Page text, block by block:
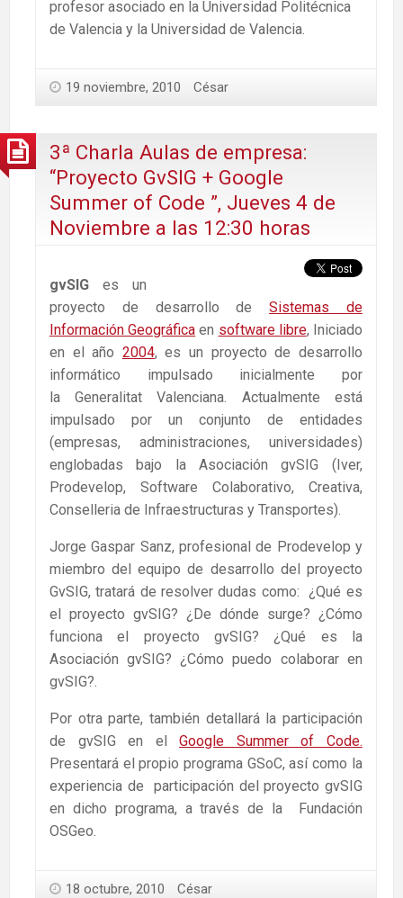
profesor asociado en la Universidad Politécnica
de Valencia y la Universidad de Valencia.
19 noviembre, 2010 César
3ª Charla Aulas de empresa:
“Proyecto GvSIG + Google
Summer of Code ”, Jueves 4 de
Noviembre a las 12:30 horas
gvSIG es un
proyecto de desarrollo deSistemas de
Información Geográfica en software libre, Iniciado
en el año 2004, es un proyecto de desarrollo
informático impulsado inicialmente por
la Generalitat Valenciana. Actualmente está
impulsado por un conjunto de entidades
(empresas, administraciones, universidades)
englobadas bajo la Asociación gvSIG (Iver,
Prodevelop, Software Colaborativo, Creativa,
Conselleria de Infraestructuras y Transportes).
Jorge Gaspar Sanz, profesional de Prodevelop y
miembro del equipo de desarrollo del proyecto
GvSIG, tratará de resolver dudas como: ¿Qué es
el proyecto gvSIG? ¿De dónde surge? ¿Cómo
funciona el proyecto gvSIG? ¿Qué es la
Asociación gvSIG? ¿Cómo puedo colaborar en
gvSIG?.
Por otra parte, también detallará la participación
de gvSIG en elGoogle Summer of Code.
Presentará el propio programa GSoC, así como la
experiencia de participación del proyecto gvSIG
en dicho programa, a través de la Fundación
OSGeo.
18 octubre, 2010 César